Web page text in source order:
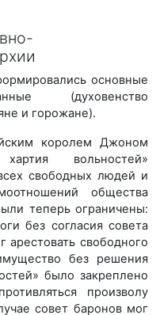
основные
(духовенство
и горожане).
королем Джоном
вольностей»
свободных людей и
общества
теперь ограничены:
без согласия совета
свободного
без решения
было закреплено
произволу
совет баронов мог